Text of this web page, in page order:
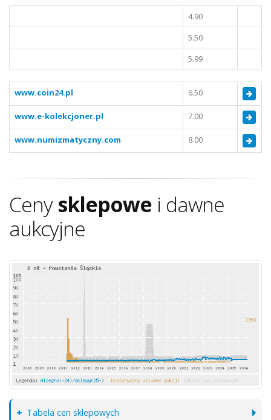
4.90
5.50
5.99
www.coin24.pl 6.50
www.e-kolekcjoner.pl 7.00
www.numizmatyczny.com 8.00
Cenysklepowe i dawne
aukcyjne
Tabela cen sklepowych